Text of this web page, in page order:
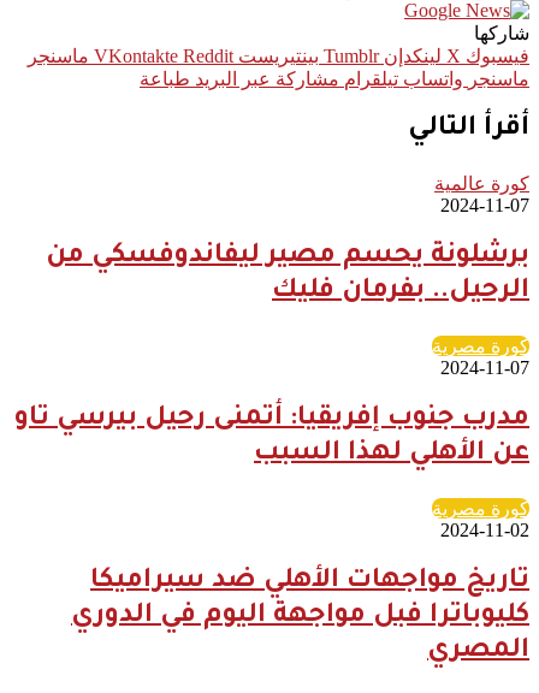
شاركها
فيسبوك ‫X لينكدإن بينتيريست
ماسنجر
ماسنجر واتساب تيلقرام مشاركة عبر البريد طباعة
أقرأ التالي
كورة عالمية
2024-11-07
برشلونة يحسم مصير ليفاندوفسكي من
الرحيل.. بفرمان فليك
كورة مصرية
2024-11-07
مدرب جنوب إفريقيا: أتمنى رحيل بيرسي تاو
عن الأهلي لهذا السبب
كورة مصرية
2024-11-02
تاريخ مواجهات الأهلي ضد سيراميكا
كليوباترا فبل مواجهة اليوم في الدوري
المصري